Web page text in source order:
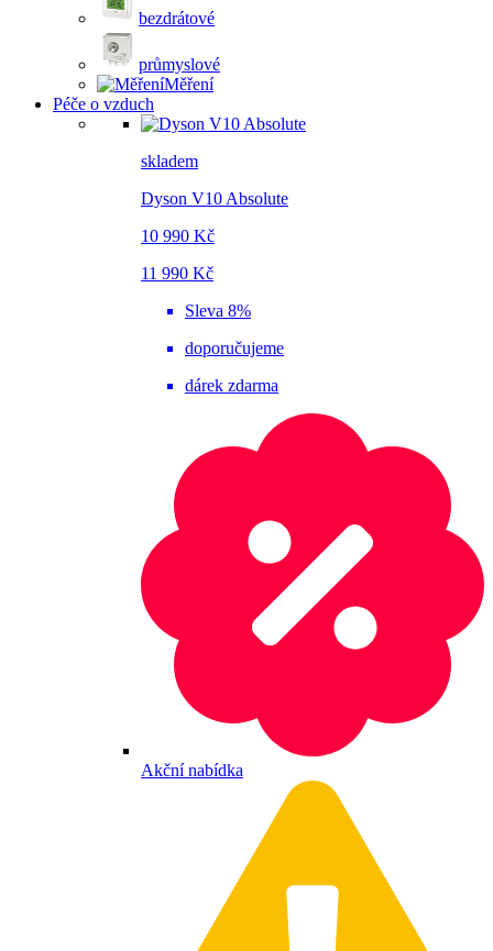
bezdrátové
průmyslové
Měření
Péče o vzduch
skladem
Dyson V10 Absolute
10 990 Kč
11 990 Kč
Sleva 8%
doporučujeme
dárek zdarma
Akční nabídka